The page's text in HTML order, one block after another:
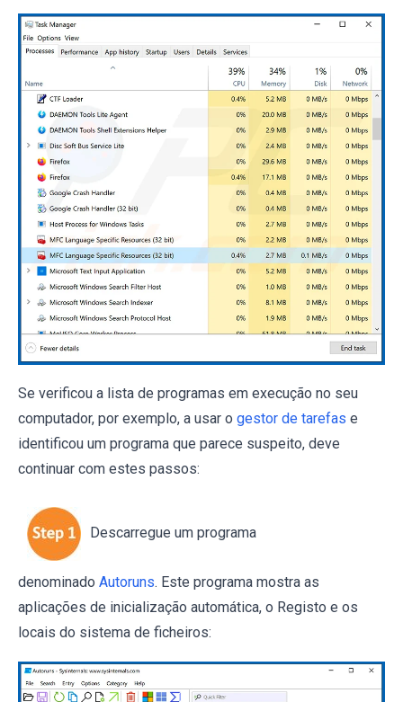
Se verificou a lista de programas em execução no seu
computador, por exemplo, a usar o gestor de tarefas e
identificou um programa que parece suspeito, deve
continuar com estes passos:
Descarregue um programa
denominado Autoruns. Este programa mostra as
aplicações de inicialização automática, o Registo e os
locais do sistema de ficheiros: